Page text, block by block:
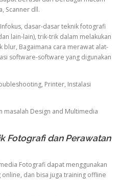
Scanner dll.
dasar-dasar teknik fotografi
lain-lain), trik-trik dalam melakukan
Bagaimana cara merawat alat-
software-software yang digunakan
Printer, Instalasi
masalah Design and Multimedia
Fotografi dan Perawatan
Fotografi dapat menggunakan
dan bisa juga training offline